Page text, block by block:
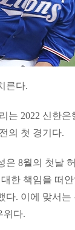
른다.
는 2022 신한
의 첫 경기다.
은 8월의 첫날
한 책임을 떠
. 이에 맞서는
위다.